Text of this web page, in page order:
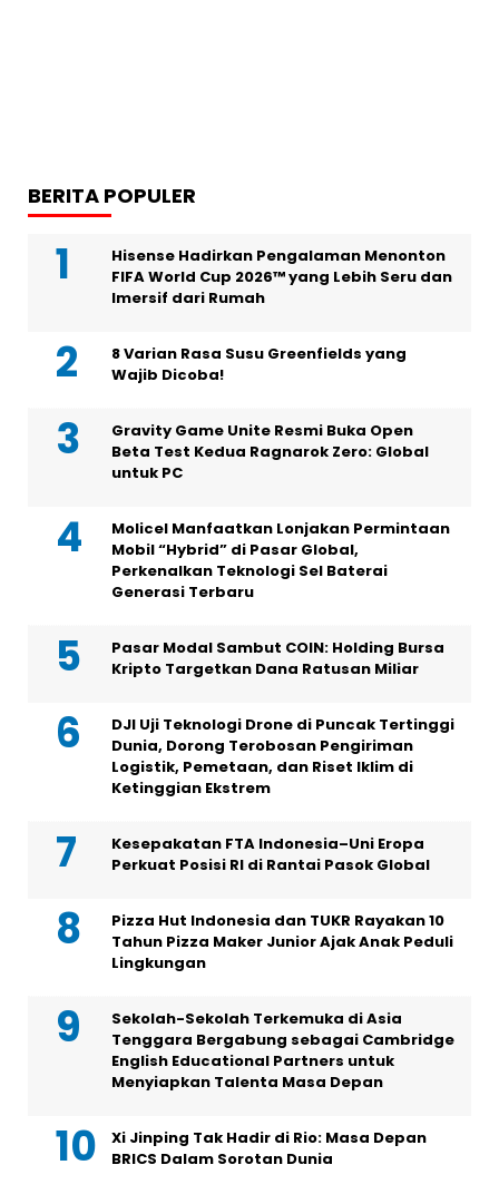
BERITA POPULER
Hisense Hadirkan Pengalaman Menonton
FIFA World Cup 2026™ yang Lebih Seru dan
Imersif dari Rumah
8 Varian Rasa Susu Greenfields yang
Wajib Dicoba!
Gravity Game Unite Resmi Buka Open
Beta Test Kedua Ragnarok Zero: Global
untuk PC
Molicel Manfaatkan Lonjakan Permintaan
Mobil “Hybrid” di Pasar Global,
Perkenalkan Teknologi Sel Baterai
Generasi Terbaru
Pasar Modal Sambut COIN: Holding Bursa
Kripto Targetkan Dana Ratusan Miliar
DJI Uji Teknologi Drone di Puncak Tertinggi
Dunia, Dorong Terobosan Pengiriman
Logistik, Pemetaan, dan Riset Iklim di
Ketinggian Ekstrem
Kesepakatan FTA Indonesia–Uni Eropa
Perkuat Posisi RI di Rantai Pasok Global
Pizza Hut Indonesia dan TUKR Rayakan 10
Tahun Pizza Maker Junior Ajak Anak Peduli
Lingkungan
Sekolah-Sekolah Terkemuka di Asia
Tenggara Bergabung sebagai Cambridge
English Educational Partners untuk
Menyiapkan Talenta Masa Depan
Xi Jinping Tak Hadir di Rio: Masa Depan
BRICS Dalam Sorotan Dunia